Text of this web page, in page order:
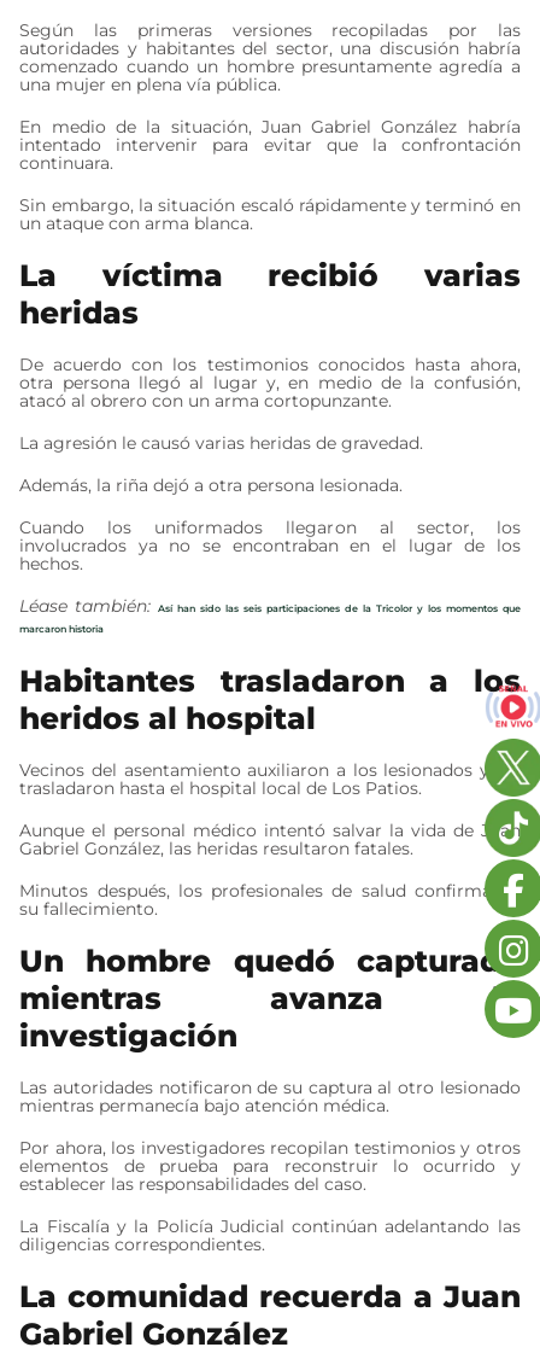
Según las primeras versiones recopiladas por las
autoridades y habitantes del sector, una discusión habría
comenzado cuando un hombre presuntamente agredía a
una mujer en plena vía pública.
En medio de la situación, Juan Gabriel González habría
intentado intervenir para evitar que la confrontación
continuara.
Sin embargo, la situación escaló rápidamente y terminó en
un ataque con arma blanca.
La víctima recibió varias
heridas
De acuerdo con los testimonios conocidos hasta ahora,
otra persona llegó al lugar y, en medio de la confusión,
atacó al obrero con un arma cortopunzante.
La agresión le causó varias heridas de gravedad.
Además, la riña dejó a otra persona lesionada.
Cuando los uniformados llegaron al sector, los
involucrados ya no se encontraban en el lugar de los
hechos.
Léase también:Así han sido las seis participaciones de la Tricolor y los momentos que
marcaron historia
Habitantes trasladaron a los
heridos al hospital
Vecinos del asentamiento auxiliaron a los lesionados y los
trasladaron hasta el hospital local de Los Patios.
Aunque el personal médico intentó salvar la vida de Juan
Gabriel González, las heridas resultaron fatales.
Minutos después, los profesionales de salud confirmaron
su fallecimiento.
Un hombre quedó capturado
mientras avanza la
investigación
Las autoridades notificaron de su captura al otro lesionado
mientras permanecía bajo atención médica.
Por ahora, los investigadores recopilan testimonios y otros
elementos de prueba para reconstruir lo ocurrido y
establecer las responsabilidades del caso.
La Fiscalía y la Policía Judicial continúan adelantando las
diligencias correspondientes.
La comunidad recuerda a Juan
Gabriel González